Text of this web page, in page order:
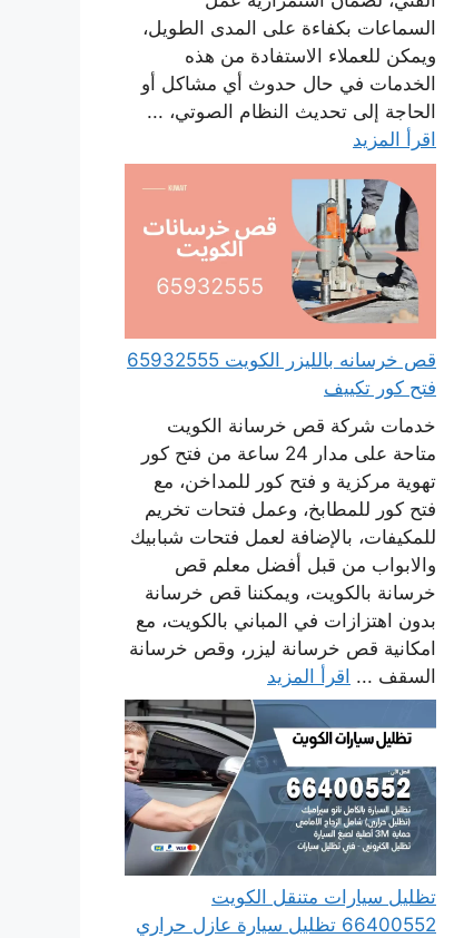
السماعات بكفاءة على المدى الطويل،
ويمكن للعملاء الاستفادة من هذه
الخدمات في حال حدوث أي مشاكل أو
الحاجة إلى تحديث النظام الصوتي، ...
اقرأ المزيد
قص خرسانه بالليزر الكويت 65932555
فتح كور تكييف
خدمات شركة قص خرسانة الكويت
متاحة على مدار 24 ساعة من فتح كور
تهوية مركزية و فتح كور للمداخن، مع
فتح كور للمطابخ، وعمل فتحات تخريم
للمكيفات، بالإضافة لعمل فتحات شبابيك
والابواب من قبل أفضل معلم قص
خرسانة بالكويت، ويمكننا قص خرسانة
بدون اهتزازات في المباني بالكويت، مع
امكانية قص خرسانة ليزر، وقص خرسانة
السقف ... اقرأ المزيد
تظليل سيارات متنقل الكويت
66400552 تظليل سيارة عازل حراري